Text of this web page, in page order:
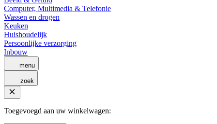
Computer, Multimedia & Telefonie
Wassen en drogen
Keuken
Huishoudelijk
Persoonlijke verzorging
Inbouw
menu
zoek
Toegevoegd aan uw winkelwagen: